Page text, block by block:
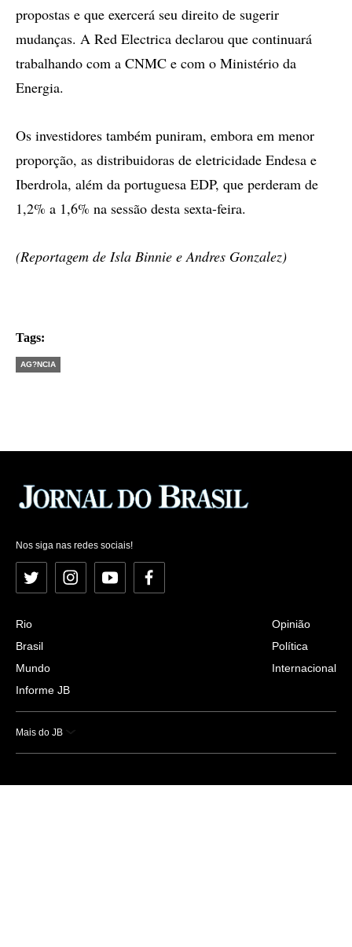
propostas e que exercerá seu direito de sugerir
mudanças. A Red Electrica declarou que continuará
trabalhando com a CNMC e com o Ministério da
Energia.
Os investidores também puniram, embora em menor
proporção, as distribuidoras de eletricidade Endesa e
Iberdrola, além da portuguesa EDP, que perderam de
1,2% a 1,6% na sessão desta sexta-feira.
(Reportagem de Isla Binnie e Andres Gonzalez)
Tags:
AG?NCIA
Nos siga nas redes sociais!
Twitter InstagramYouTubeFacebook
Rio
Brasil
Mundo
Informe JB
Opinião
Política
Internacional
Mais do JB
Esportes